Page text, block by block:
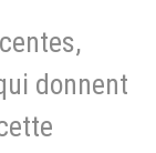
donnent